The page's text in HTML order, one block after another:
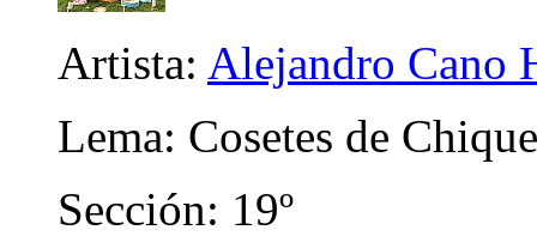
Artista: Alejandro Cano
Lema: Cosetes de
Sección: 19º